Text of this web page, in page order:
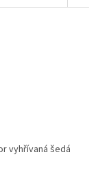
vyhřívaná šedá